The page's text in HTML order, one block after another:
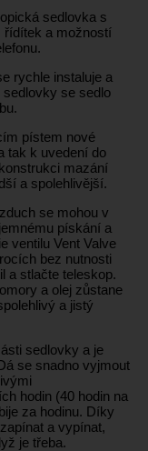
sedlovka s
řídítek a možností
rychle instaluje a
se sedlo
pístem nové
tak k uvedení do
mazání
a spolehlivější.
se mohou v
pískání a
ventilu Vent Valve
bez nutnosti
a stlačte teleskop.
a olej zůstane
a jistý
sedlovky a je
se snadno vyjmout
hodin (40 hodin na
za hodinu. Díky
a vypínat,
je třeba.